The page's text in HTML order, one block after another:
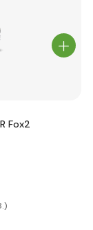
Fox2